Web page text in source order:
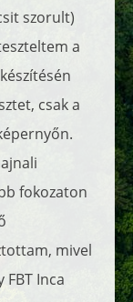
szorult)
a
csak a
fokozaton
mivel
Inca